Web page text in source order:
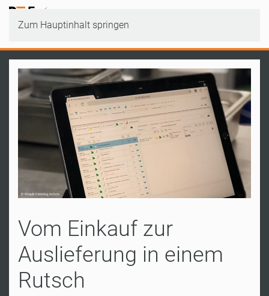
Zum Hauptinhalt springen
Vom Einkauf zur
Auslieferung in einem
Rutsch